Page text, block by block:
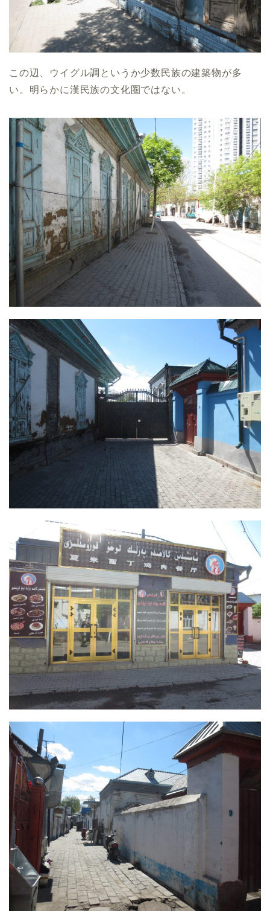
この辺、ウイグル調というか少数民族の建築物が多
い。明らかに漢民族の文化圏ではない。